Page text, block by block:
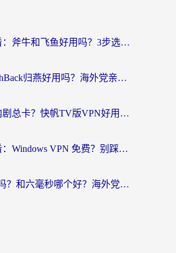
海外党必看：斧牛和飞鱼好用吗？3步选对回国加速器，无缝刷剧玩国服
穿梭和FlashBack归燕好用吗？海外党亲测3款热门回国加速器，教你选对不踩坑
海外看国内剧总卡？快帆TV版VPN好用吗？和快滚VPN对比哪个回国效果更好？
海外党必看：Windows VPN 免费？别踩坑！教你选对好用的国内加速器无缝回国
Malus好用吗？和六毫秒哪个好？海外党选回国加速器的避坑指南